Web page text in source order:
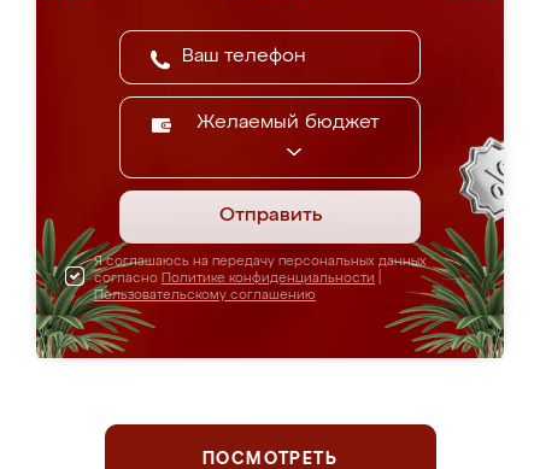
Желаемый бюджет
Отправить
Я соглашаюсь на передачу персональных данных
согласно Политике конфиденциальности
Пользовательскому соглашению
ПОСМОТРЕТЬ